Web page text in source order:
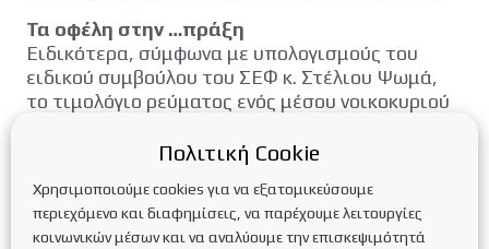
Τα οφέλη στην …πράξη
Ειδικότερα, σύμφωνα με υπολογισμούς του
ειδικού συμβούλου του ΣΕΦ κ. Στέλιου Ψωμά,
το τιμολόγιο ρεύματος ενός μέσου νοικοκυριού
κιλοβατώρες ετησίως (υπολογισμένο με τιμή
χονδρεμπορικής ρεύματος 210 ευρώ/MWh)
μπορεί να έχει όφελος 1.391 ευρώ με
εγκατάσταση φωτοβολταϊκού 3 κιλοβάτ.
Πολιτική Cookie
Χρησιμοποιούμε cookies για να εξατομικεύσουμε
περιεχόμενο και διαφημίσεις, να παρέχουμε λειτουργίες
κοινωνικών μέσων και να αναλύουμε την επισκεψιμότητά